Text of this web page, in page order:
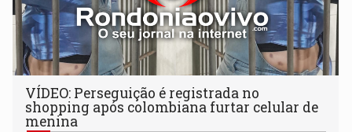
VÍDEO: Perseguição é registrada no
shopping após colombiana furtar celular de
menina